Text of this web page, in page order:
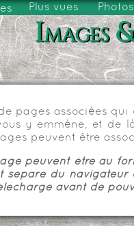
Plus vues
Images
pages associées
y emmène, et
peuvent être
peuvent être au
séparé du
avant de